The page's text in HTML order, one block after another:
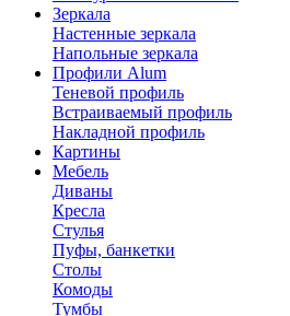
Зеркала
Настенные зеркала
Напольные зеркала
Профили Alum
Теневой профиль
Встраиваемый профиль
Накладной профиль
Картины
Мебель
Диваны
Кресла
Стулья
Пуфы, банкетки
Столы
Комоды
Тумбы